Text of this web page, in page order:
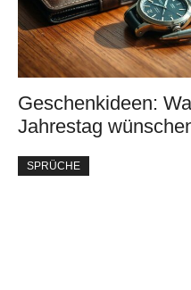
Geschenkideen:
Jahrestag
SPRÜCHE